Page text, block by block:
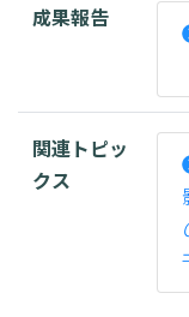
成果報告
関連トピッ
クス